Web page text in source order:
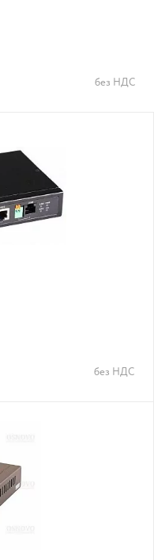
без НДС
без НДС